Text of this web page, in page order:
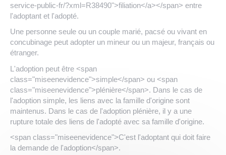
service-public-fr/?xml=R38490">filiation</a></span> entre
l'adoptant et l'adopté.
Une personne seule ou un couple marié, pacsé ou vivant en
concubinage peut adopter un mineur ou un majeur, français ou
étranger.
L'adoption peut être <span
class="miseenevidence">simple</span> ou <span
class="miseenevidence">plénière</span>. Dans le cas de
l'adoption simple, les liens avec la famille d'origine sont
maintenus. Dans le cas de l'adoption plénière, il y a une
rupture totale des liens de l'adopté avec sa famille d'origine.
<span class="miseenevidence">C'est l'adoptant qui doit faire
la demande de l'adoption</span>.